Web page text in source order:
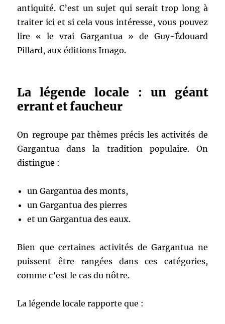
antiquité. C’est un sujet qui serait trop long à
traiter ici et si cela vous intéresse, vous pouvez
lire « le vrai Gargantua » de Guy-Édouard
Pillard, aux éditions Imago.
La légende locale : un géant
errant et faucheur
On regroupe par thèmes précis les activités de
Gargantua dans la tradition populaire. On
distingue :
un Gargantua des monts,
un Gargantua des pierres
et un Gargantua des eaux.
Bien que certaines activités de Gargantua ne
puissent être rangées dans ces catégories,
comme c’est le cas du nôtre.
La légende locale rapporte que :